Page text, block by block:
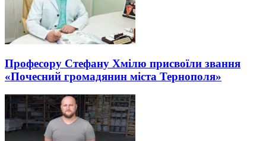
Професору Стефану Хмілю присвоїли звання
«Почесний громадянин міста Тернополя»